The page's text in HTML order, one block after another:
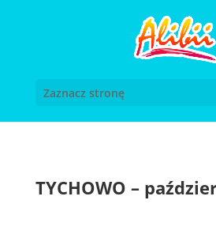
Zaznacz stronę
TYCHOWO –